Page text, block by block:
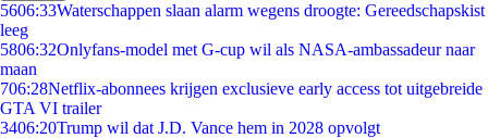
5606:33Waterschappen slaan alarm wegens droogte: Gereedschapskist
leeg
5806:32Onlyfans-model met G-cup wil als NASA-ambassadeur naar
maan
706:28Netflix-abonnees krijgen exclusieve early access tot uitgebreide
GTA VI trailer
3406:20Trump wil dat J.D. Vance hem in 2028 opvolgt